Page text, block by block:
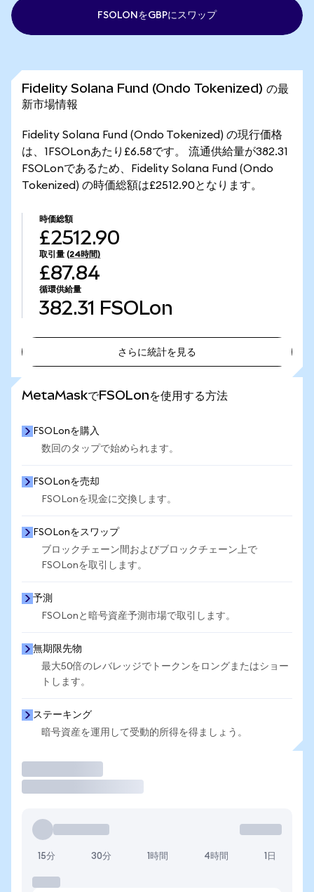
FSOLONをGBPにスワップ
Fidelity Solana Fund (Ondo Tokenized) の最
新市場情報
Fidelity Solana Fund (Ondo Tokenized) の現行価格
は、1FSOLonあたり£6.58です。 流通供給量が382.31
FSOLonであるため、Fidelity Solana Fund (Ondo
Tokenized) の時価総額は£2512.90となります。
時価総額
£2512.90
取引量 (24時間)
£87.84
循環供給量
382.31 FSOLon
さらに統計を見る
MetaMaskでFSOLonを使用する方法
FSOLonを購入
数回のタップで始められます。
FSOLonを売却
FSOLonを現金に交換します。
FSOLonをスワップ
ブロックチェーン間およびブロックチェーン上で
FSOLonを取引します。
予測
FSOLonと暗号資産予測市場で取引します。
無期限先物
最大50倍のレバレッジでトークンをロングまたはショー
トします。
ステーキング
暗号資産を運用して受動的所得を得ましょう。
15分 30分 1時間 4時間 1日